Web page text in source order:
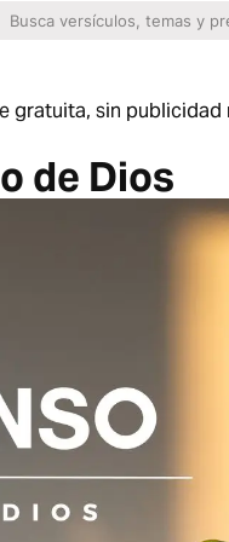
gratuita, sin
de Dios